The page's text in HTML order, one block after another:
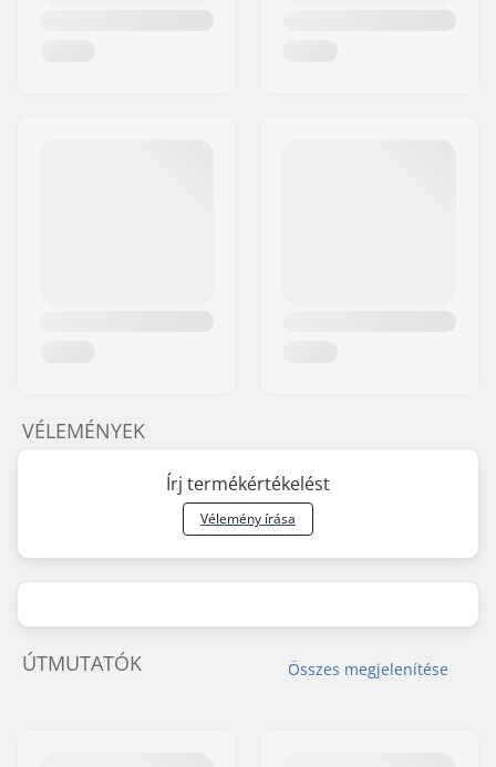
VÉLEMÉNYEK
Írj termékértékelést
Vélemény írása
Összes megjelenítése
ÚTMUTATÓK